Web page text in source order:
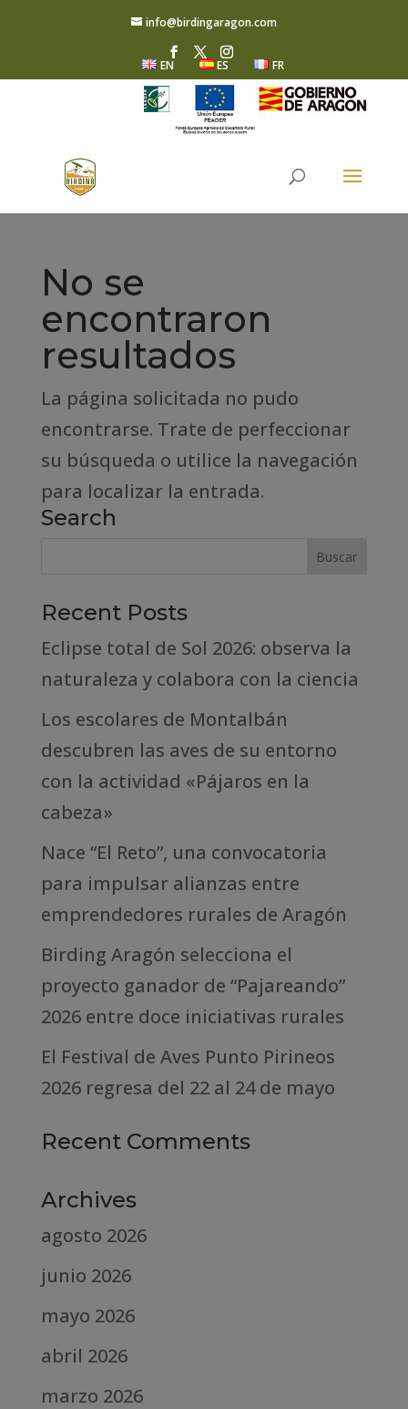
info@birdingaragon.com
EN ES FR
No se
encontraron
resultados
La página solicitada no pudo
encontrarse. Trate de perfeccionar
su búsqueda o utilice la navegación
para localizar la entrada.
Search
Recent Posts
Eclipse total de Sol 2026: observa la
naturaleza y colabora con la ciencia
Los escolares de Montalbán
descubren las aves de su entorno
con la actividad «Pájaros en la
cabeza»
Nace “El Reto”, una convocatoria
para impulsar alianzas entre
emprendedores rurales de Aragón
Birding Aragón selecciona el
proyecto ganador de “Pajareando”
2026 entre doce iniciativas rurales
El Festival de Aves Punto Pirineos
2026 regresa del 22 al 24 de mayo
Recent Comments
Archives
agosto 2026
junio 2026
mayo 2026
abril 2026
marzo 2026